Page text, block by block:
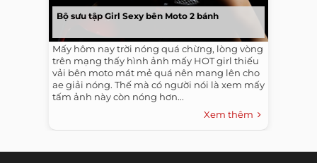
Bộ sưu tập Girl Sexy bên Moto 2 bánh
Mấy hôm nay trời nóng quá chừng, lòng vòng
trên mạng thấy hình ảnh mấy HOT girl thiếu
vải bên moto mát mẻ quá nên mang lên cho
ae giải nóng. Thế mà có người nói là xem mấy
tấm ảnh này còn nóng hơn...
Xem thêm